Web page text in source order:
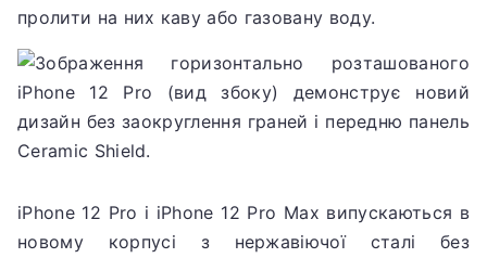
пролити на них каву або газовану воду.
iPhone 12 Pro і iPhone 12 Pro Max випускаються в
новому корпусі з нержавіючої сталі без